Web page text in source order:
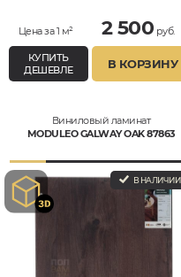
Цена за 1 м² 2 500 руб.
КУПИТЬ
ДЕШЕВЛЕ
В КОРЗИНУ
Виниловый ламинат
MODULEO GALWAY OAK 87863
В НАЛИЧИИ